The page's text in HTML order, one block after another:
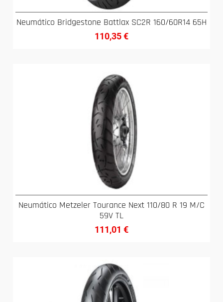
Neumático Bridgestone Battlax SC2R 160/60R14 65H
110,35€
Neumático Metzeler Tourance Next 110/80 R 19 M/C
59V TL
111,01 €